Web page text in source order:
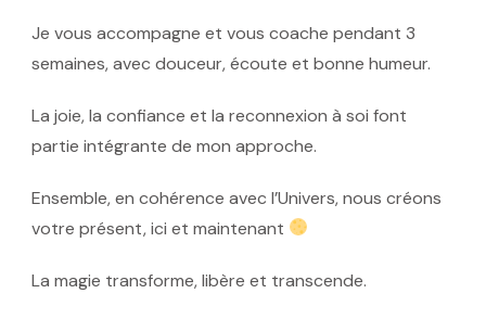
Je vous accompagne et vous coache pendant 3
semaines, avec douceur, écoute et bonne humeur.
La joie, la confiance et la reconnexion à soi font
partie intégrante de mon approche.
Ensemble, en cohérence avec l’Univers, nous créons
votre présent, ici et maintenant
La magie transforme, libère et transcende.